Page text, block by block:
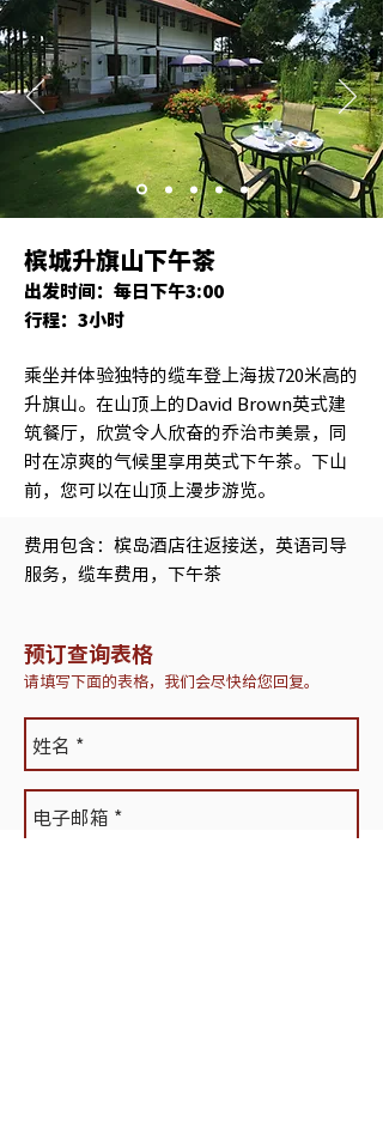
槟城升旗山下午茶
出发时间：每日下午3:00
行程：3小时
乘坐并体验独特的缆车登上海拔720米高的
升旗山。在山顶上的David Brown英式建
筑餐厅，欣赏令人欣奋的乔治市美景，同
时在凉爽的气候里享用英式下午茶。下山
前，您可以在山顶上漫步游览。
费用包含：槟岛酒店往返接送，英语司导
服务，缆车费用，下午茶
预订查询表格
请填写下面的表格，我们会尽快给您回复。